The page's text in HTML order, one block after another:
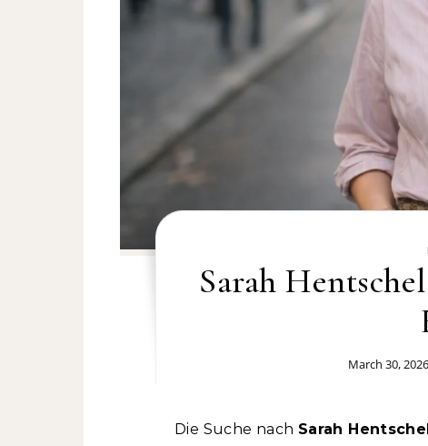
Sarah
March 30, 2026
Die Suche nach Sarah Hentschel